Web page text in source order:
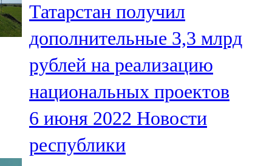
102,1 FM
Мамадыш
106,2 FM
Минзәлә
107,3 FM
Мөслим
Татарстан получил
дополнительные 3,3 млрд
рублей на реализацию
национальных проектов
6 июня 2022 Новости
республики